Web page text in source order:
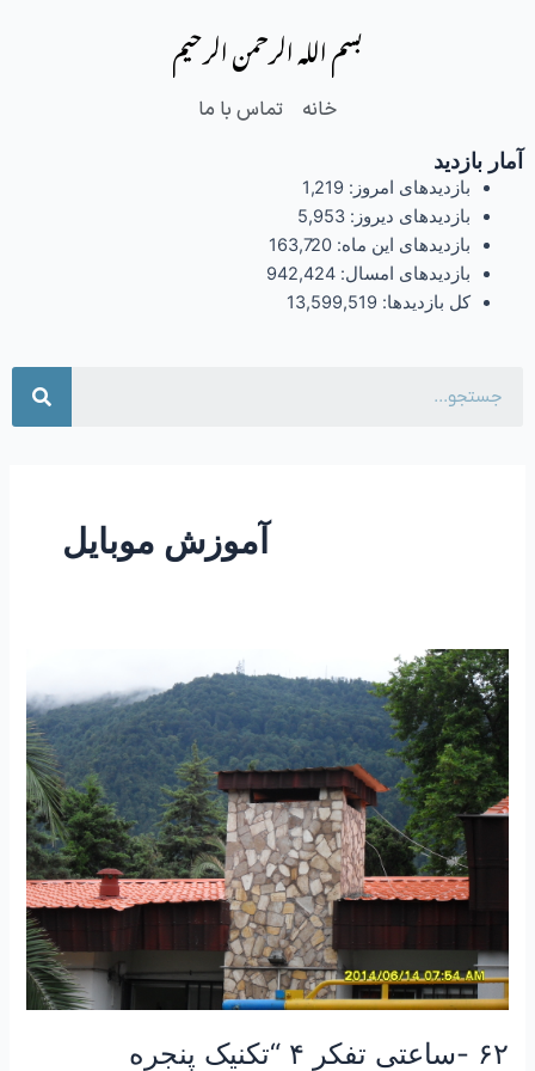
بسم الله الرحمن الرحیم
خانه تماس با ما
آمار بازدید
بازدیدهای امروز: 1,219
بازدیدهای دیروز: 5,953
بازدیدهای این ماه: 163,720
بازدیدهای امسال: 942,424
کل بازدیدها: 13,599,519
آموزش موبایل
۶۲ -ساعتی تفکر ۴ “تکنیک پنجره
۶۲
-ساعتی
تفکر
“تکنیک
پنجره
جوهری”